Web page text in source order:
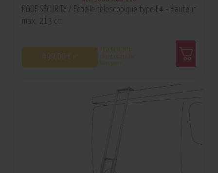
ROOF SECURITY / Echelle télescopique type E4 - Hauteur
max. 213 cm
499,00 € HT
PRIX DE VENTE
client conseillé
Hors pose